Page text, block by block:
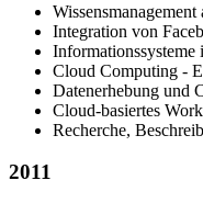
Integration von
Informationssysteme
Cloud Computing -
Datenerhebung und
Cloud-basiertes
Recherche,
2011